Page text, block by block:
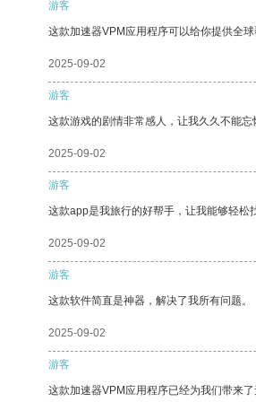
游客
这款加速器VPM应用程序可以给你提供全球
2025-09-02
游客
这款游戏的剧情非常感人，让我久久不能忘
2025-09-02
游客
这款app是我旅行的好帮手，让我能够轻松
2025-09-02
游客
这款软件简直是神器，解决了我所有问题。
2025-09-02
游客
这款加速器VPM应用程序已经为我们带来